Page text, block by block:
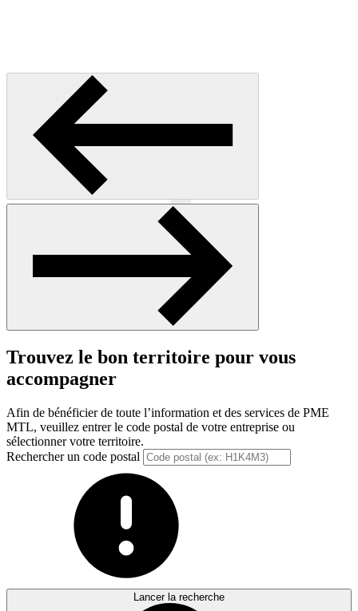
Précédent
Trouvez le bon territoire pour vous
accompagner
Afin de bénéficier de toute l’information et des services de PME
MTL, veuillez entrer le code postal de votre entreprise ou
sélectionner votre territoire.
Rechercher un code postal
Lancer la recherche